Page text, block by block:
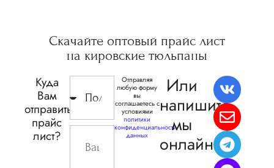
Скачайте оптовый прайс лист
на кировские тюльпаны
Куда
Вам
отправить
прайс
лист?
Отправляя
любую форму
вы
соглашаетесь с
условиями
политики
конфиденциальности
данных
Или
напишите,
мы
онлайн